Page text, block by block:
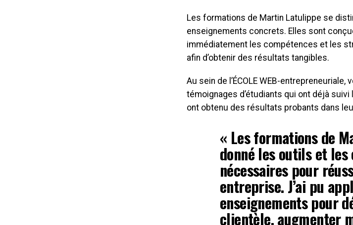
Les formations de Martin Latulippe se
enseignements concrets. Elles sont
immédiatement les compétences et les
afin d’obtenir des résultats tangibles.
Au sein de l’ÉCOLE WEB-
témoignages d’étudiants qui ont déjà
ont obtenu des résultats probants dans
« Les formations de
donné les outils et les
nécessaires pour
entreprise. J’ai pu
enseignements pour
clientèle, augmenter